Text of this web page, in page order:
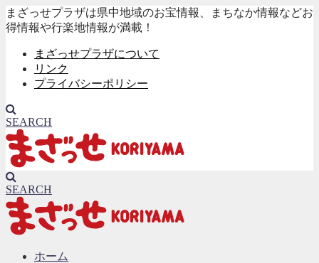
まざっせプラザは県中地域のお宝情報、まちなか情報などお
得情報や行楽地情報が満載！
まざっせプラザについて
リンク
プライバシーポリシー
SEARCH
SEARCH
ホーム